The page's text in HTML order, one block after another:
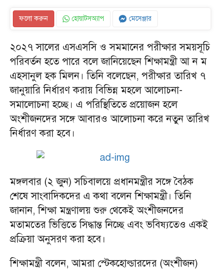
ফলো করুন হোয়াটসঅ্যাপ মেসেঞ্জার
২০২৭ সালের এসএসসি ও সমমানের পরীক্ষার সময়সূচি
পরিবর্তন হতে পারে বলে জানিয়েছেন শিক্ষামন্ত্রী আ ন ম
এহসানুল হক মিলন। তিনি বলেছেন, পরীক্ষার তারিখ ৭
জানুয়ারি নির্ধারণ করায় বিভিন্ন মহলে আলোচনা-
সমালোচনা হচ্ছে। এ পরিস্থিতিতে প্রয়োজন হলে
অংশীজনদের সঙ্গে আবারও আলোচনা করে নতুন তারিখ
নির্ধারণ করা হবে।
মঙ্গলবার (২ জুন) সচিবালয়ে প্রধানমন্ত্রীর সঙ্গে বৈঠক
শেষে সাংবাদিকদের এ কথা বলেন শিক্ষামন্ত্রী। তিনি
জানান, শিক্ষা মন্ত্রণালয় শুরু থেকেই অংশীজনদের
মতামতের ভিত্তিতে সিদ্ধান্ত নিচ্ছে এবং ভবিষ্যতেও একই
প্রক্রিয়া অনুসরণ করা হবে।
শিক্ষামন্ত্রী বলেন, আমরা স্টেকহোল্ডারদের (অংশীজন)